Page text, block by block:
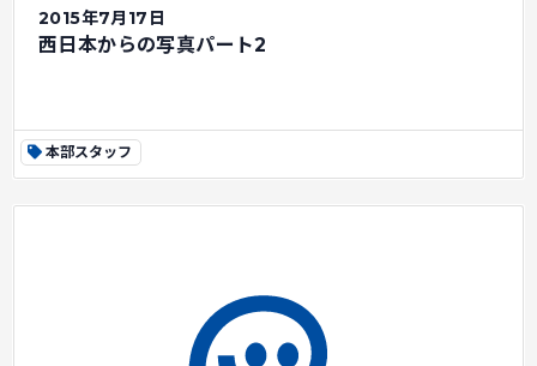
2015年7月17日
西日本からの写真パート2
本部スタッフ